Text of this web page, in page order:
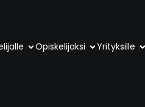
Opiskelijaksi Yrityksille